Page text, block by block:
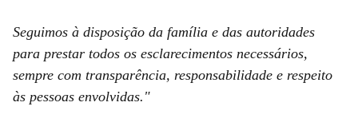
Seguimos à disposição da família e das autoridades
para prestar todos os esclarecimentos necessários,
sempre com transparência, responsabilidade e respeito
às pessoas envolvidas."